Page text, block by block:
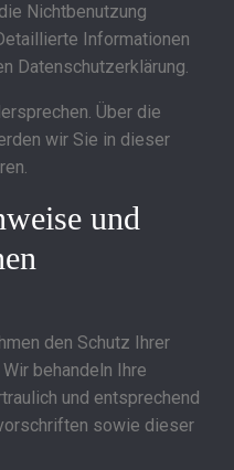
Nichtbenutzung
Informationen
Datenschutzerklärung.
Über die
wir Sie in dieser
und
den Schutz Ihrer
behandeln Ihre
und entsprechend
sowie dieser